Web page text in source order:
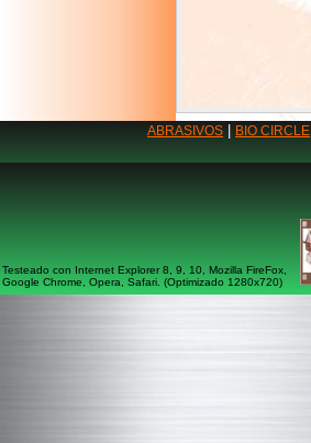
ABRASIVOS BIO CIRCLE
Testeado con Internet Explorer 8, 9, 10, Mozilla FireFox,
Google Chrome, Opera, Safari. (Optimizado 1280x720)